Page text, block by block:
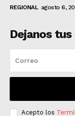
REGIONAL agosto 6,
Dejanos
Acepto los